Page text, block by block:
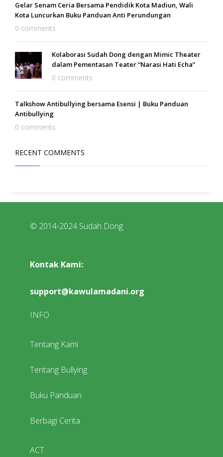
Gelar Senam Ceria Bersama Pendidik Kota Madiun, Wali
Kota Luncurkan Buku Panduan Anti Perundungan
0 comments
Kolaborasi Sudah Dong dengan Mimic Theater
dalam Pementasan Teater “Narasi Hati Echa”
0 comments
Talkshow Antibullying bersama Esensi | Buku Panduan
Antibullying
0 comments
RECENT COMMENTS
© 2014-2024 Sudah Dong
Kontak Kami:
support@kawulamadani.org
INFO
Tentang Kami
Tentang Bullying
Buku Panduan
Berbagi Cerita
ACT